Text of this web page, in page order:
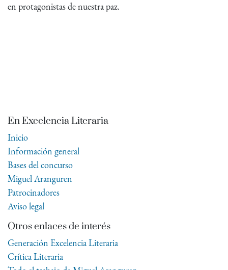
en protagonistas de nuestra paz.
En Excelencia Literaria
Inicio
Información general
Bases del concurso
Miguel Aranguren
Patrocinadores
Aviso legal
Otros enlaces de interés
Generación Excelencia Literaria
Crítica Literaria